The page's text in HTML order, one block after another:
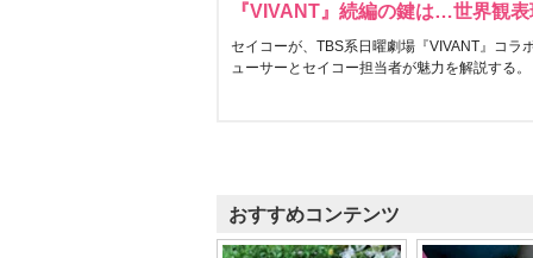
『VIVANT』続編の鍵は…世界観
セイコーが、TBS系日曜劇場『VIVANT』コラ
ューサーとセイコー担当者が魅力を解説する。
おすすめコンテンツ